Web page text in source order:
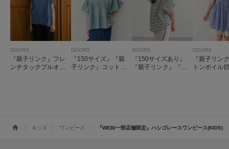
DOORS
『親子リンク』フレ
ンチタックプルオー
DOORS
『150サイズ』『親
子リンク』コットン
DOORS
『150サイズあり』
『親子リンク』『UR
DOORS
『親子リン
トンボイル
キッズ ワンピース 『WEB/一部店舗限定』ハシゴレースワンピース(KIDS)